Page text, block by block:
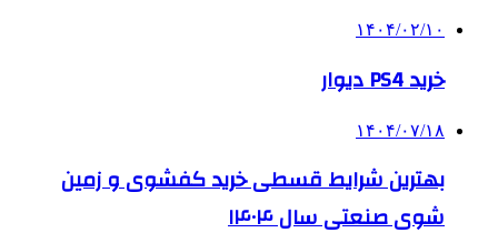
۱۴۰۴/۰۲/۱۰
خرید PS4 دیوار
۱۴۰۴/۰۷/۱۸
بهترین شرایط قسطی خرید کفشوی و زمین
شوی صنعتی سال ۱۴۰۴